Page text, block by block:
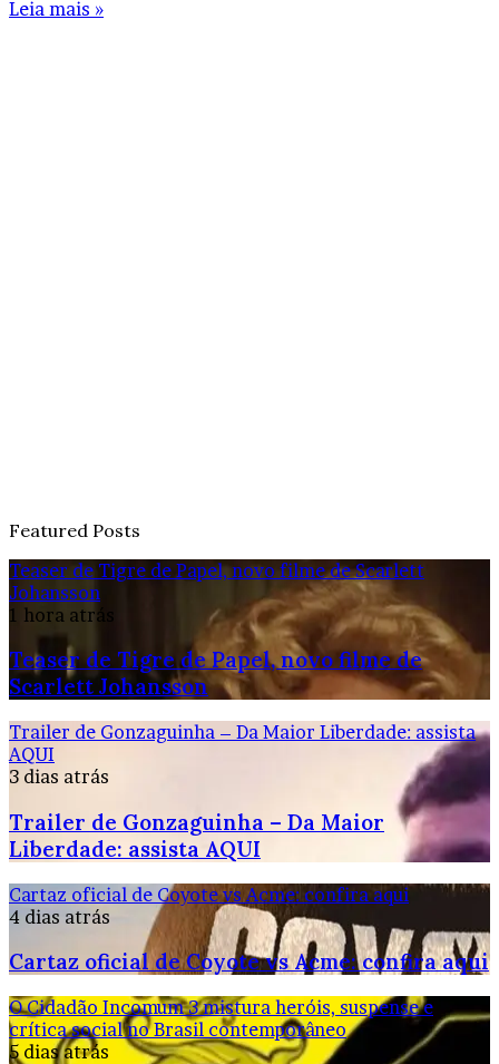
Leia mais »
Featured Posts
Teaser de Tigre de Papel, novo filme de Scarlett
Johansson
1 hora atrás
Teaser de Tigre de Papel, novo filme de
Scarlett Johansson
Trailer de Gonzaguinha – Da Maior Liberdade: assista
AQUI
3 dias atrás
Trailer de Gonzaguinha – Da Maior
Liberdade: assista AQUI
Cartaz oficial de Coyote vs Acme: confira aqui
4 dias atrás
Cartaz oficial de Coyote vs Acme: confira aqui
O Cidadão Incomum 3 mistura heróis, suspense e
crítica social no Brasil contemporâneo
5 dias atrás